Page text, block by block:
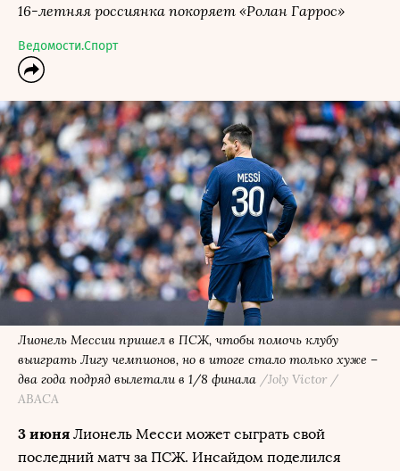
16-летняя россиянка покоряет «Ролан Гаррос»
Ведомости.Спорт
Лионель Мессии пришел в ПСЖ, чтобы помочь клубу
выиграть Лигу чемпионов, но в итоге стало только хуже –
два года подряд вылетали в 1/8 финала /Joly Victor /
ABACA
3 июня Лионель Месси может сыграть свой
последний матч за ПСЖ. Инсайдом поделился